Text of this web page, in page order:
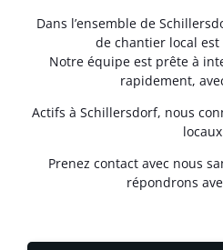
Dans l’ensemble de
de chantier local
Notre équipe est prête à
rapidement,
Actifs à Schillersdorf, nous
Prenez contact avec nous
répondrons